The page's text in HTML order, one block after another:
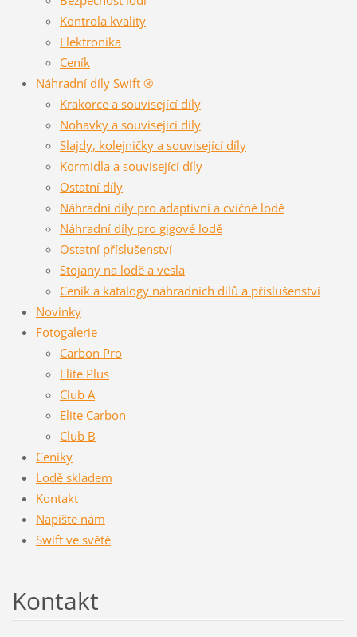
Kontrola kvality
Elektronika
Ceník
Náhradní díly Swift ®
Krakorce a související díly
Nohavky a související díly
Slajdy, kolejničky a související díly
Kormidla a související díly
Ostatní díly
Náhradní díly pro adaptivní a cvičné lodě
Náhradní díly pro gigové lodě
Ostatní příslušenství
Stojany na lodě a vesla
Ceník a katalogy náhradních dílů a příslušenství
Novinky
Fotogalerie
Carbon Pro
Elite Plus
Club A
Elite Carbon
Club B
Ceníky
Lodě skladem
Kontakt
Napište nám
Swift ve světě
Kontakt